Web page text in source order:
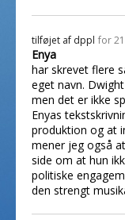
tilføjet af dppl for
Enya
har skrevet flere
eget navn.
men det er ikke
Enyas
produktion og at
mener jeg også
side om at hun
politiske
den strengt